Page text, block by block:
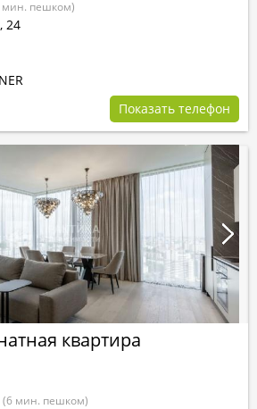
мин. пешком)
, 24
Показать телефон
квартира
(6 мин. пешком)